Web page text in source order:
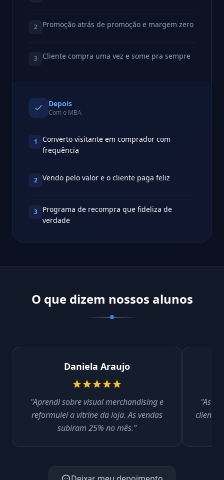
2 Promoção atrás de promoção e margem zero
3 Cliente compra uma vez e some pra sempre
Depois
Com o MBA
1
Converto visitante em comprador com
frequência
2 Vendo pelo valor e o cliente paga feliz
3
Programa de recompra que fideliza de
verdade
O que dizem nossos alunos
Daniela Araujo
"Aprendi sobre visual merchandising e
reformulei a vitrine da loja. As vendas
subiram 25% no mês."
"As
cliente